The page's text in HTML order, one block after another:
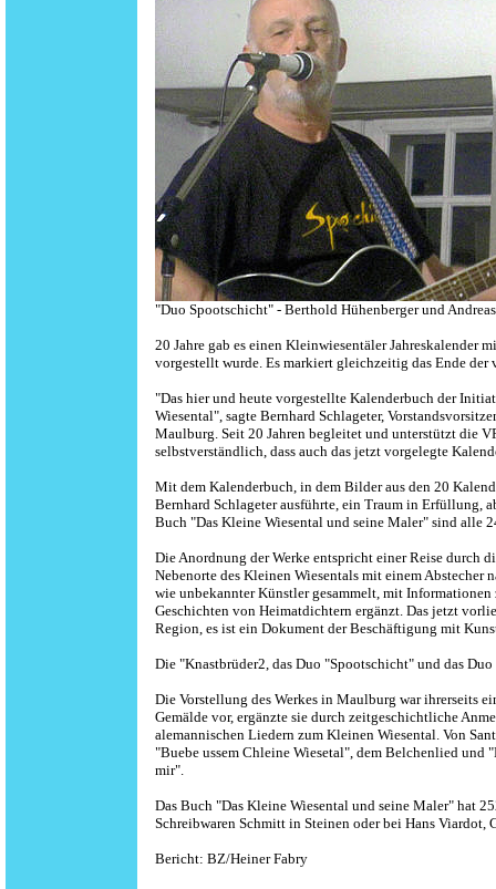
"Duo Spootschicht" - Berthold Hühenberger und
20 Jahre gab es einen Kleinwiesentäler Jahreskalender
vorgestellt wurde. Es markiert gleichzeitig das Ende
"Das hier und heute vorgestellte Kalenderbuch der
Wiesental", sagte Bernhard Schlageter,
Maulburg. Seit 20 Jahren begleitet und unterstützt die
selbstverständlich, dass auch das jetzt vorgelegte
Mit dem Kalenderbuch, in dem Bilder aus den 20
Bernhard Schlageter ausführte, ein Traum in Erfüllung,
Buch "Das Kleine Wiesental und seine Maler" sind alle
Die Anordnung der Werke entspricht einer Reise durch
Nebenorte des Kleinen Wiesentals mit einem Abstecher
wie unbekannter Künstler gesammelt, mit
Geschichten von Heimatdichtern ergänzt. Das jetzt
Region, es ist ein Dokument der Beschäftigung mit
Die "Knastbrüder2, das Duo "Spootschicht" und das Duo
Die Vorstellung des Werkes in Maulburg war ihrerseits
Gemälde vor, ergänzte sie durch zeitgeschichtliche
alemannischen Liedern zum Kleinen Wiesental. Von
"Buebe ussem Chleine Wiesetal", dem Belchenlied
mir".
Das Buch "Das Kleine Wiesental und seine Maler" hat
Schreibwaren Schmitt in Steinen oder bei Hans Viardot,
Bericht: BZ/Heiner Fabry